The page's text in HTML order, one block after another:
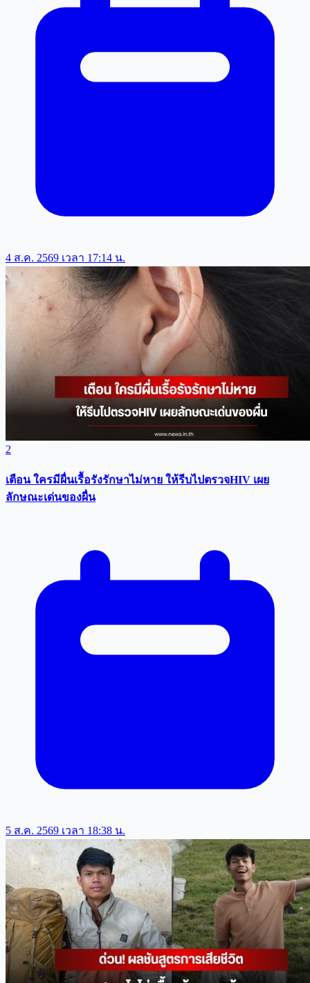
4 ส.ค. 2569 เวลา 17:14 น.
2
เตือน ใครมีผื่นเรื้อรังรักษาไม่หาย ให้รีบไปตรวจHIV เผย
ลักษณะเด่นของผื่น
5 ส.ค. 2569 เวลา 18:38 น.